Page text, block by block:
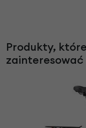
Produkty,
zainteresować